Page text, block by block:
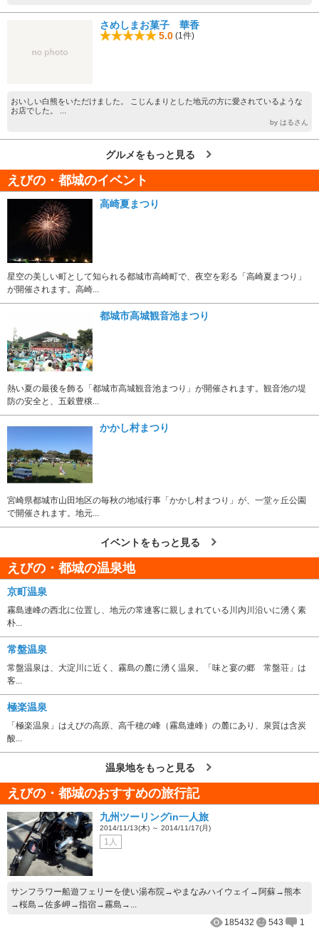
さめしまお菓子 華香
5.0 (1件)
おいしい白熊をいただけました。 こじんまりとした地元の方に愛されているような
お店でした。 ...
by はるさん
グルメをもっと見る
えびの・都城のイベント
高崎夏まつり
星空の美しい町として知られる都城市高崎町で、夜空を彩る「高崎夏まつり」
が開催されます。高崎...
都城市高城観音池まつり
熱い夏の最後を飾る「都城市高城観音池まつり」が開催されます。観音池の堤
防の安全と、五穀豊穣...
かかし村まつり
宮崎県都城市山田地区の毎秋の地域行事「かかし村まつり」が、一堂ヶ丘公園
で開催されます。地元...
イベントをもっと見る
えびの・都城の温泉地
京町温泉
霧島連峰の西北に位置し、地元の常連客に親しまれている川内川沿いに湧く素
朴...
常盤温泉
常盤温泉は、大淀川に近く、霧島の麓に湧く温泉。「味と宴の郷 常盤荘」は
客...
極楽温泉
「極楽温泉」はえびの高原、高千穂の峰（霧島連峰）の麓にあり、泉質は含炭
酸...
温泉地をもっと見る
えびの・都城のおすすめの旅行記
九州ツーリングin一人旅
2014/11/13(木) ～ 2014/11/17(月)
1人
サンフラワー船遊フェリーを使い湯布院→やまなみハイウェイ→阿蘇→熊本
→桜島→佐多岬→指宿→霧島→...
185432
543 1